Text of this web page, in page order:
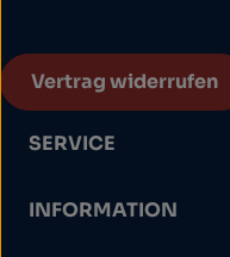
Vertrag widerrufen
SERVICE
INFORMATION